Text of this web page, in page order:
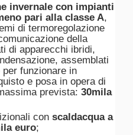
invernale con impianti
pari alla classe A,
di termoregolazione
della
di apparecchi ibridi,
assemblati
funzionare in
e posa in opera di
prevista: 30mila
con scaldacqua a
euro;